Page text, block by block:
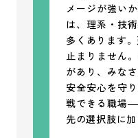
メージが強い
は、理系・技
多くあります
止まりません
があり、みな
安全安心を守
戦できる職場
先の選択肢に加